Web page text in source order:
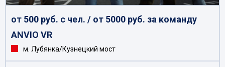
от 500 руб. с чел. / от 5000 руб. за команду
ANVIO VR
м. Лубянка/Кузнецкий мост